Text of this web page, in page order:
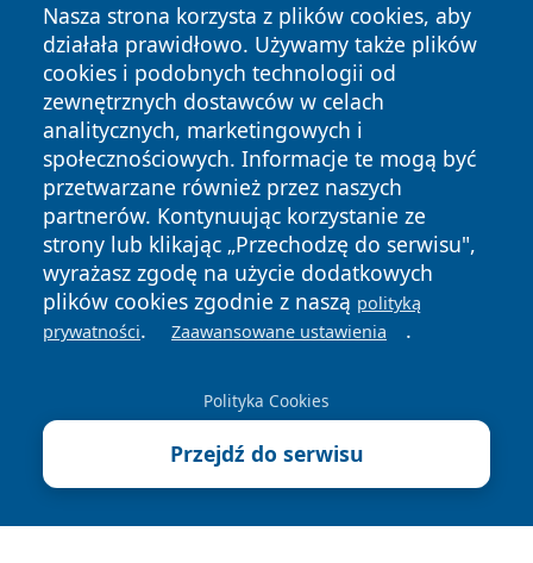
Nasza strona korzysta z plików cookies, aby
działała prawidłowo. Używamy także plików
cookies i podobnych technologii od
zewnętrznych dostawców w celach
analitycznych, marketingowych i
społecznościowych. Informacje te mogą być
przetwarzane również przez naszych
partnerów. Kontynuując korzystanie ze
strony lub klikając „Przechodzę do serwisu",
wyrażasz zgodę na użycie dodatkowych
plików cookies zgodnie z naszą polityką
prywatności. Zaawansowane ustawienia .
Polityka Cookies
Przejdź do serwisu
Copyright © 2026 mojgorzow.pl Wszystkie prawa zastrzeżone.
News Autorzy
Polityka
Prywatności
Polityka
Cookies